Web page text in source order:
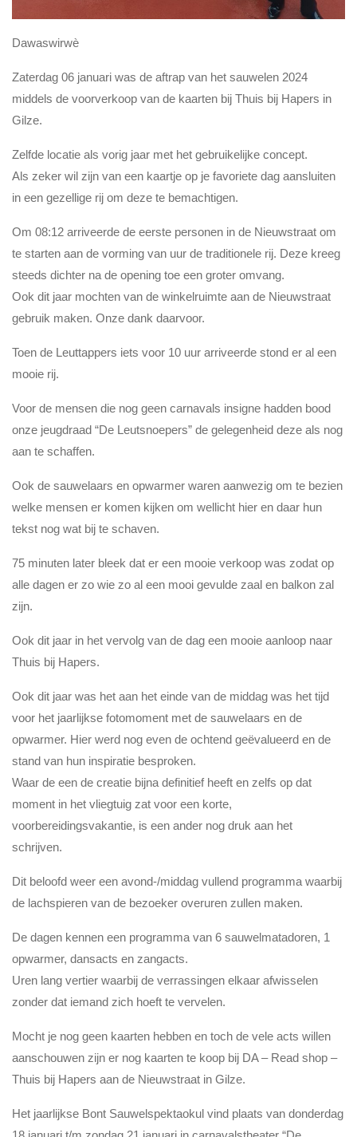
Dawaswirwè
Zaterdag 06 januari was de aftrap van het sauwelen 2024
middels de voorverkoop van de kaarten bij Thuis bij Hapers in
Gilze.
Zelfde locatie als vorig jaar met het gebruikelijke concept.
Als zeker wil zijn van een kaartje op je favoriete dag aansluiten
in een gezellige rij om deze te bemachtigen.
Om 08:12 arriveerde de eerste personen in de Nieuwstraat om
te starten aan de vorming van uur de traditionele rij. Deze kreeg
steeds dichter na de opening toe een groter omvang.
Ook dit jaar mochten van de winkelruimte aan de Nieuwstraat
gebruik maken. Onze dank daarvoor.
Toen de Leuttappers iets voor 10 uur arriveerde stond er al een
mooie rij.
Voor de mensen die nog geen carnavals insigne hadden bood
onze jeugdraad “De Leutsnoepers” de gelegenheid deze als nog
aan te schaffen.
Ook de sauwelaars en opwarmer waren aanwezig om te bezien
welke mensen er komen kijken om wellicht hier en daar hun
tekst nog wat bij te schaven.
75 minuten later bleek dat er een mooie verkoop was zodat op
alle dagen er zo wie zo al een mooi gevulde zaal en balkon zal
zijn.
Ook dit jaar in het vervolg van de dag een mooie aanloop naar
Thuis bij Hapers.
Ook dit jaar was het aan het einde van de middag was het tijd
voor het jaarlijkse fotomoment met de sauwelaars en de
opwarmer. Hier werd nog even de ochtend geëvalueerd en de
stand van hun inspiratie besproken.
Waar de een de creatie bijna definitief heeft en zelfs op dat
moment in het vliegtuig zat voor een korte,
voorbereidingsvakantie, is een ander nog druk aan het
schrijven.
Dit beloofd weer een avond-/middag vullend programma waarbij
de lachspieren van de bezoeker overuren zullen maken.
De dagen kennen een programma van 6 sauwelmatadoren, 1
opwarmer, dansacts en zangacts.
Uren lang vertier waarbij de verrassingen elkaar afwisselen
zonder dat iemand zich hoeft te vervelen.
Mocht je nog geen kaarten hebben en toch de vele acts willen
aanschouwen zijn er nog kaarten te koop bij DA – Read shop –
Thuis bij Hapers aan de Nieuwstraat in Gilze.
Het jaarlijkse Bont Sauwelspektaokul vind plaats van donderdag